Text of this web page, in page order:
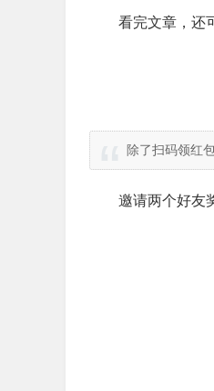
看完文章，还
除了扫码领红
邀请两个好友